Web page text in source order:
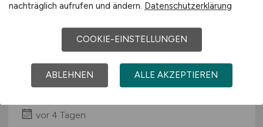
Senior Expert Solutions
Engineering Mission Aircraft
vor 4 Tagen
nachträglich aufrufen und ändern. Datenschutzerklärung
COOKIE-EINSTELLUNGEN
ABLEHNEN ALLE AKZEPTIEREN